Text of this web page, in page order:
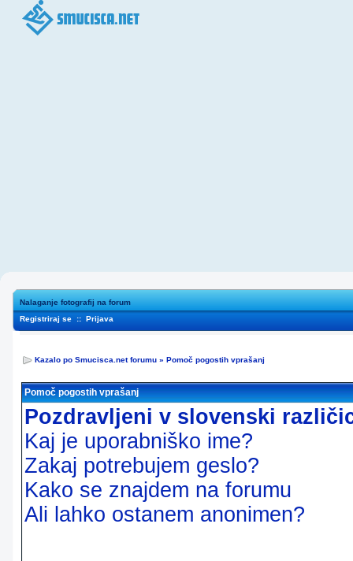
Nalaganje fotografij na forum
Registriraj se :: Prijava
Kazalo po Smucisca.net forumu » Pomoč pogostih vprašanj
Pomoč pogostih vprašanj
Pozdravljeni v slovenski
Kaj je uporabniško ime?
Zakaj potrebujem geslo?
Kako se znajdem na forumu
Ali lahko ostanem anonimen?